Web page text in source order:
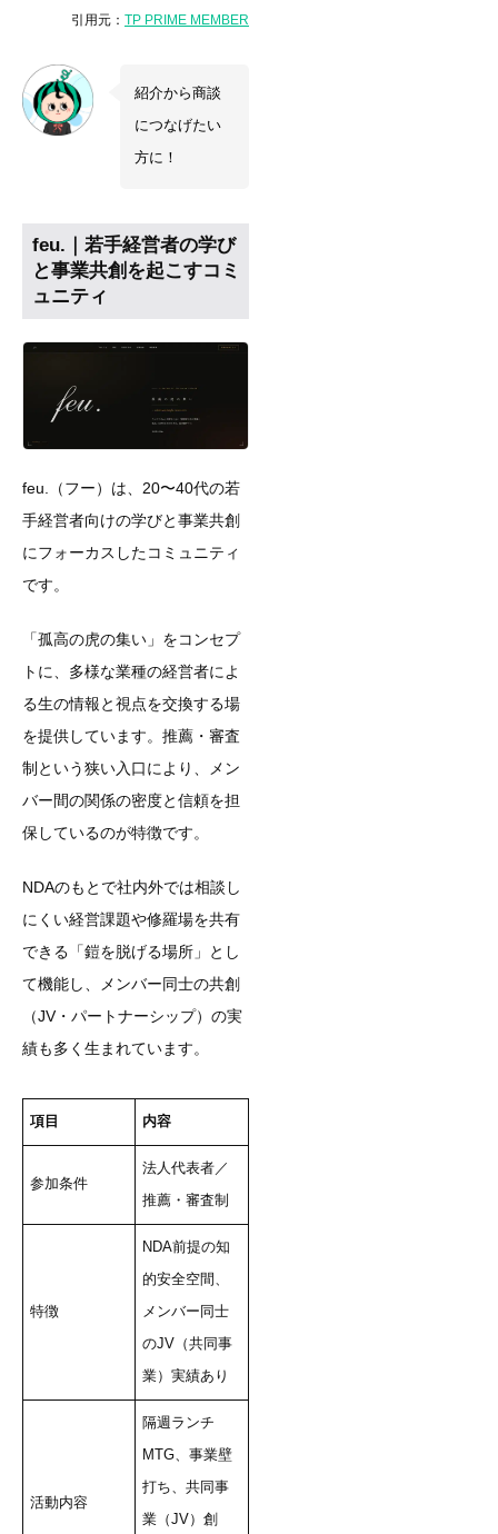
引用元： TP PRIME MEMBERS
紹介から商談
につなげたい
方に！
feu.｜若手経営者の学び
と事業共創を起こすコミ
ュニティ
feu.（フー）は、20〜40代の若
手経営者向けの学びと事業共創
にフォーカスしたコミュニティ
です。
「孤高の虎の集い」をコンセプ
トに、多様な業種の経営者によ
る生の情報と視点を交換する場
を提供しています。推薦・審査
制という狭い入口により、メン
バー間の関係の密度と信頼を担
保しているのが特徴です。
NDAのもとで社内外では相談し
にくい経営課題や修羅場を共有
できる「鎧を脱げる場所」とし
て機能し、メンバー同士の共創
（JV・パートナーシップ）の実
績も多く生まれています。
項目 内容
参加条件
法人代表者／
推薦・審査制
特徴
NDA前提の知
的安全空間、
メンバー同士
のJV（共同事
業）実績あり
活動内容
隔週ランチ
MTG、事業壁
打ち、共同事
業（JV）創